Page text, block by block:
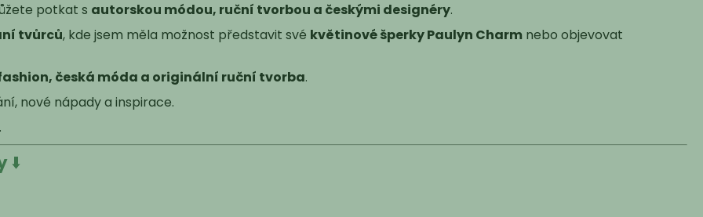
potkat s autorskou módou, ruční tvorbou a českými designéry.
tvůrců, kde jsem měla možnost představit své květinové šperky Paulyn Charm nebo objevovat
česká móda a originální ruční tvorba.
nové nápady a inspirace.
⬇️
Doporučujeme